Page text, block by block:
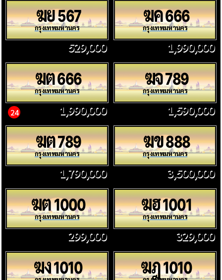
ฆย567
กรุงเทพมหานคร
529,000
ฆค666
กรุงเทพมหานคร
1,990,000
ฆต666
กรุงเทพมหานคร
24 1,990,000
ฆจ789
กรุงเทพมหานคร
1,590,000
ฆต789
กรุงเทพมหานคร
1,790,000
ฆข888
กรุงเทพมหานคร
3,500,000
ฆต1000
กรุงเทพมหานคร
299,000
ฆฮ1001
กรุงเทพมหานคร
329,000
ฆง1010 ฆฎ1010